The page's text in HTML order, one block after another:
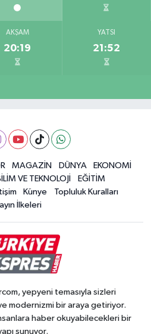
AKŞAM
20:19
YATSI
21:52
MAGAZİN DÜNYA
EKONOMİ
VE TEKNOLOJİ
EĞİTİM
Künye
Topluluk Kuralları
İlkeleri
yepyeni temasıyla sizleri
modernizmi bir araya getiriyor.
haber okuyabilecekleri bir
sunuyor.